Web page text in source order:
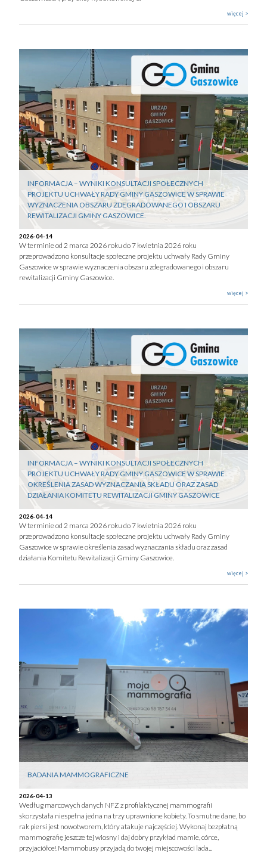
więcej >
INFORMACJA – WYNIKI KONSULTACJI SPOŁECZNYCH
PROJEKTU UCHWAŁY RADY GMINY GASZOWICE W SPRAWIE
WYZNACZENIA OBSZARU ZDEGRADOWANEGO I OBSZARU
REWITALIZACJI GMINY GASZOWICE.
2026-04-14
W terminie od 2 marca 2026 roku do 7 kwietnia 2026 roku
przeprowadzono konsultacje społeczne projektu uchwały Rady Gminy
Gaszowice w sprawie wyznaczenia obszaru zdegradowanego i obszaru
rewitalizacji Gminy Gaszowice.
więcej >
INFORMACJA – WYNIKI KONSULTACJI SPOŁECZNYCH
PROJEKTU UCHWAŁY RADY GMINY GASZOWICE W SPRAWIE
OKREŚLENIA ZASAD WYZNACZANIA SKŁADU ORAZ ZASAD
DZIAŁANIA KOMITETU REWITALIZACJI GMINY GASZOWICE
2026-04-14
W terminie od 2 marca 2026 roku do 7 kwietnia 2026 roku
przeprowadzono konsultacje społeczne projektu uchwały Rady Gminy
Gaszowice w sprawie określenia zasad wyznaczania składu oraz zasad
działania Komitetu Rewitalizacji Gminy Gaszowice.
więcej >
BADANIA MAMMOGRAFICZNE
2026-04-13
Według marcowych danych NFZ z profilaktycznej mammografii
skorzystała niespełna jedna na trzy uprawnione kobiety. To smutne dane, bo
rak piersi jest nowotworem, który atakuje najczęściej. Wykonaj bezpłatną
mammografię jeszcze tej wiosny i daj dobry przykład mamie, córce,
przyjaciółce! Mammobusy przyjadą do twojej miejscowości lada...